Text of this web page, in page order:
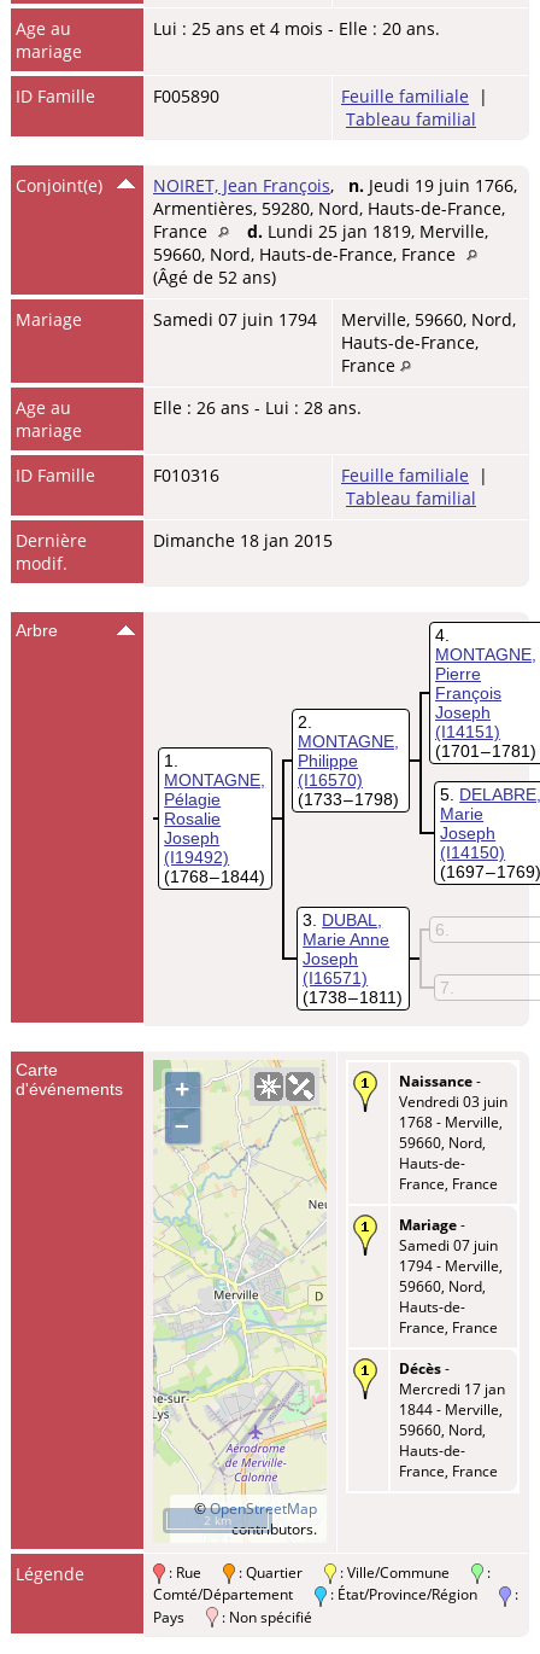
Age au
mariage
Lui : 25 ans et 4 mois - Elle : 20 ans.
ID Famille F005890 Feuille familiale |
Tableau familial
Conjoint(e) NOIRET, Jean François, n. Jeudi 19 juin 1766,
Armentières, 59280, Nord, Hauts-de-France,
France
d. Lundi 25 jan 1819, Merville,
59660, Nord, Hauts-de-France, France
(Âgé de 52 ans)
Mariage
Samedi 07 juin 1794
Merville, 59660, Nord,
Hauts-de-France,
France
Age au
mariage
Elle : 26 ans - Lui : 28 ans.
ID Famille F010316 Feuille familiale |
Tableau familial
Dernière
modif.
Dimanche 18 jan 2015
Arbre
1
MONTAGNE,
Pélagie
Rosalie
Joseph
(I19492)
(1768 – 1844)
2
MONTAGNE,
Philippe
(I16570)
(1733 – 1798)
4
MONTAGNE,
Pierre
François
Joseph
(I14151)
(1701 – 1781)
5
Marie
Joseph
(I14150)
(1697 –
3
DUBAL,
Marie Anne
Joseph
(I16571)
(1738 – 1811)
6
7
Carte
d'événements
+
–
©OpenStreetMap
contributors.
2 km
Naissance-
Vendredi 03 juin
1768 - Merville,
59660, Nord,
Hauts-de-
France, France
Mariage-
Samedi 07 juin
1794 - Merville,
59660, Nord,
Hauts-de-
France, France
Décès-
Mercredi 17 jan
1844 - Merville,
59660, Nord,
Hauts-de-
France, France
Légende : Rue : Quartier : Ville/Commune
:
Comté/Département
: État/Province/Région
:
Pays
: Non spécifié